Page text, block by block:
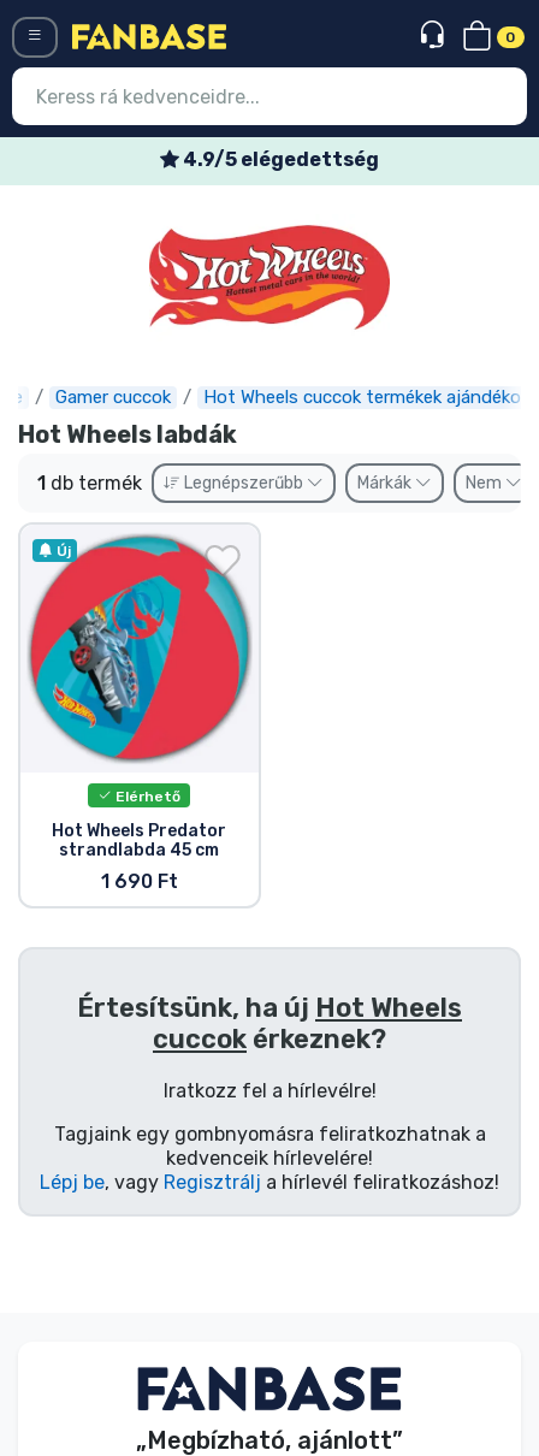
0
4.9/5 elégedettség
Gamer cuccok Hot Wheels cuccok termékek ajándékok
Hot Wheels labdák
1 db termék Legnépszerűbb Márkák Nem
Új
Elérhető
Hot Wheels Predator
strandlabda 45 cm
1 690 Ft
Értesítsünk, ha új Hot Wheels
cuccok érkeznek?
Iratkozz fel a hírlevélre!
Tagjaink egy gombnyomásra feliratkozhatnak a
kedvenceik hírlevelére!
Lépj be, vagy Regisztrálj a hírlevél feliratkozáshoz!
„Megbízható, ajánlott”
Legújabb cuccok
Akciós ajánlatok
Express szállítás
Előrendelhető cuccok
Outlet cuccok
Ajándékkártya
Szállítás és fizetés
Sorozatos cuccok
Filmes cuccok
Mesés cuccok
Animés cuccok
Gamer cuccok
Sportos cuccok
Zenés cuccok
Terméktípusok